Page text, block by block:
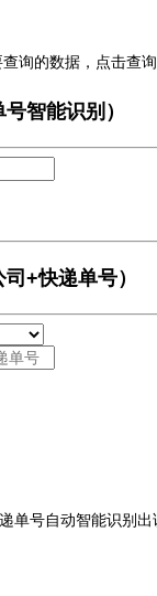
询的数据，点击查询
智能识别）
+快递单号）
单号自动智能识别